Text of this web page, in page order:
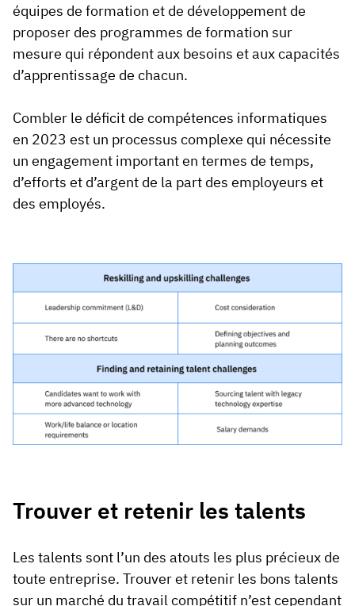
équipes de formation et de développement de
proposer des programmes de formation sur
mesure qui répondent aux besoins et aux capacités
d’apprentissage de chacun.
Combler le déficit de compétences informatiques
en 2023 est un processus complexe qui nécessite
un engagement important en termes de temps,
d’efforts et d’argent de la part des employeurs et
des employés.
Trouver et retenir les talents
Les talents sont l’un des atouts les plus précieux de
toute entreprise. Trouver et retenir les bons talents
sur un marché du travail compétitif n’est cependant